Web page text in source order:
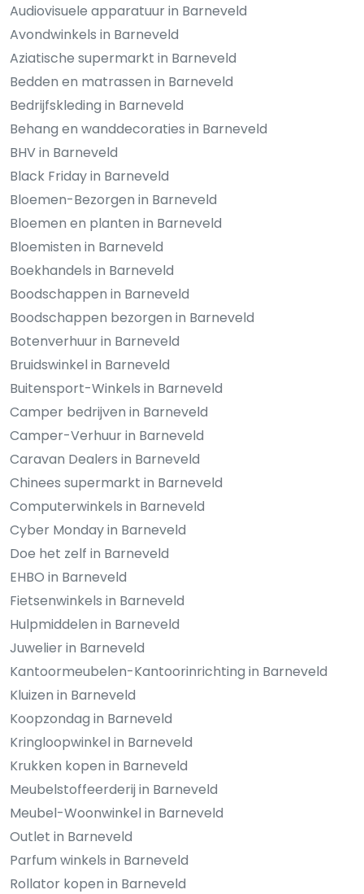
Audiovisuele apparatuur in Barneveld
Avondwinkels in Barneveld
Aziatische supermarkt in Barneveld
Bedden en matrassen in Barneveld
Bedrijfskleding in Barneveld
Behang en wanddecoraties in Barneveld
BHV in Barneveld
Black Friday in Barneveld
Bloemen-Bezorgen in Barneveld
Bloemen en planten in Barneveld
Bloemisten in Barneveld
Boekhandels in Barneveld
Boodschappen in Barneveld
Boodschappen bezorgen in Barneveld
Botenverhuur in Barneveld
Bruidswinkel in Barneveld
Buitensport-Winkels in Barneveld
Camper bedrijven in Barneveld
Camper-Verhuur in Barneveld
Caravan Dealers in Barneveld
Chinees supermarkt in Barneveld
Computerwinkels in Barneveld
Cyber Monday in Barneveld
Doe het zelf in Barneveld
EHBO in Barneveld
Fietsenwinkels in Barneveld
Hulpmiddelen in Barneveld
Juwelier in Barneveld
Kantoormeubelen-Kantoorinrichting in Barneveld
Kluizen in Barneveld
Koopzondag in Barneveld
Kringloopwinkel in Barneveld
Krukken kopen in Barneveld
Meubelstoffeerderij in Barneveld
Meubel-Woonwinkel in Barneveld
Outlet in Barneveld
Parfum winkels in Barneveld
Rollator kopen in Barneveld